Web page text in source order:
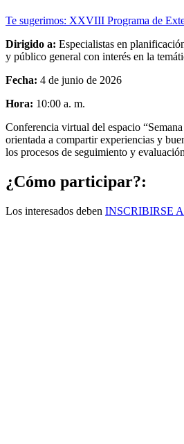
Te sugerimos: XXVIII Programa de
Dirigido a: Especialistas en
y público general con interés en la
Fecha: 4 de junio de 2026
Hora: 10:00 a. m.
Conferencia virtual del espacio
orientada a compartir experiencias y
los procesos de seguimiento y
¿Cómo participar?:
Los interesados deben INSCRIBIRSE